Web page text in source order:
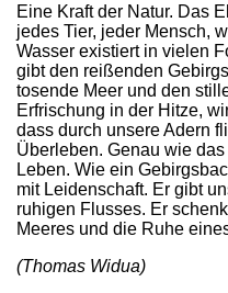
Eine Kraft der Natur. Das
jedes Tier, jeder Mensch,
Wasser existiert in vielen
gibt den reißenden
tosende Meer und den
Erfrischung in der Hitze,
dass durch unsere Adern
Überleben. Genau wie
Leben. Wie ein
mit Leidenschaft. Er gibt
ruhigen Flusses. Er
Meeres und die Ruhe
(Thomas Widua)